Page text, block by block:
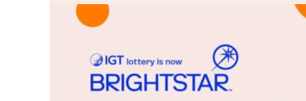
služby
terénu